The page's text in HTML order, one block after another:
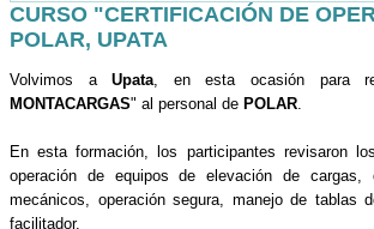
CURSO "CERTIFICACIÓN DE
POLAR, UPATA
Volvimos aUpata , en esta ocasión para
MONTACARGAS" al personal de POLAR
En esta formación, los participantes revisaron
operación de equipos de elevación de
mecánicos, operación segura, manejo de tablas
facilitador.